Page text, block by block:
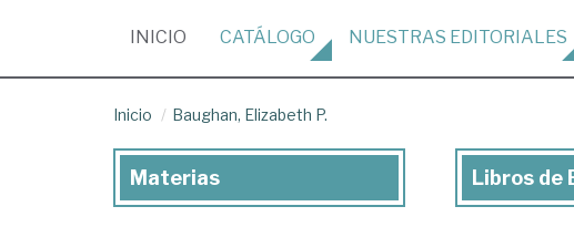
INICIO (CURRENT)
CATÁLOGO NUESTRAS EDITORIALES
Inicio Baughan, Elizabeth P.
Libros
Libros de
Materias